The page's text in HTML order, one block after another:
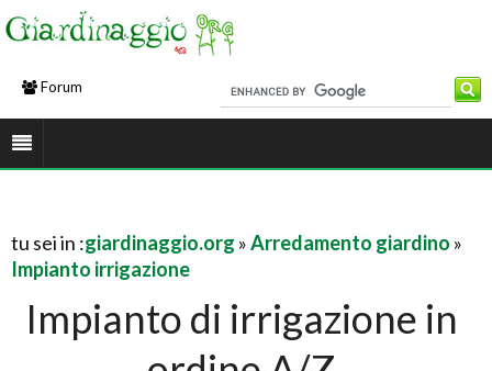
Forum
tu sei in :giardinaggio.org »Arredamento giardino »
Impianto irrigazione
Impianto di irrigazione in